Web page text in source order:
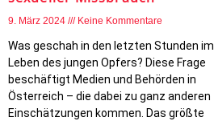
9. März 2024 Keine Kommentare
Was geschah in den letzten Stunden im
Leben des jungen Opfers? Diese Frage
beschäftigt Medien und Behörden in
Österreich – die dabei zu ganz anderen
Einschätzungen kommen. Das größte